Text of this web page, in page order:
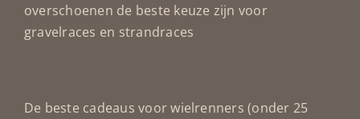
overschoenen de beste keuze zijn voor
gravelraces en strandraces
De beste cadeaus voor wielrenners (onder 25